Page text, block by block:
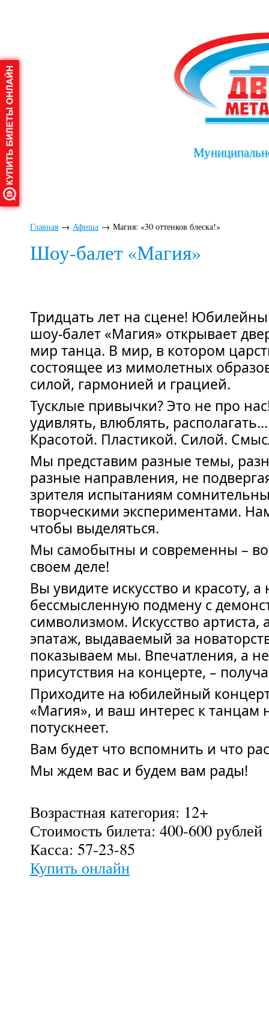
Главная → Афиша → Магия: «30 оттенков блеска!»
Шоу-балет «Магия»
Тридцать лет на сцене!
шоу-балет «Магия» открывает
мир танца. В мир, в котором
состоящее из мимолетных
силой, гармонией и грацией.
Тусклые привычки? Это не про
удивлять, влюблять,
Красотой. Пластикой. Силой.
Мы представим разные темы,
разные направления, не
зрителя испытаниям
творческими экспериментами.
чтобы выделяться.
Мы самобытны и современны –
своем деле!
Вы увидите искусство и красоту, а
бессмысленную подмену с
символизмом. Искусство
эпатаж, выдаваемый за
показываем мы. Впечатления, а
присутствия на концерте, –
Приходите на юбилейный
«Магия», и ваш интерес к танцам
потускнеет.
Вам будет что вспомнить и что
Мы ждем вас и будем вам рады!
Возрастная категория: 12+
Стоимость билета: 400-600 рублей
Касса: 57-23-85
Купить онлайн